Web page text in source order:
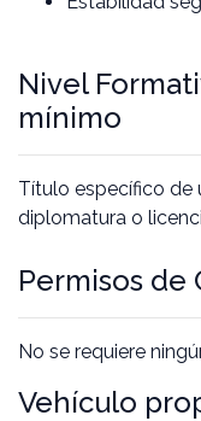
Nivel
mínimo
Título específico de
diplomatura o
Permisos de
No se requiere
Vehículo